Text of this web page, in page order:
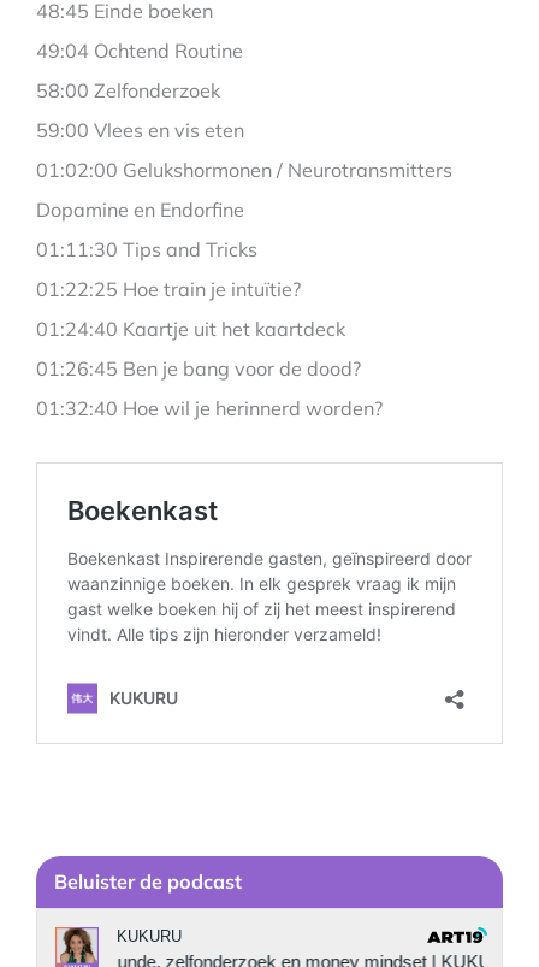
48:45 Einde boeken
49:04 Ochtend Routine
58:00 Zelfonderzoek
59:00 Vlees en vis eten
01:02:00 Gelukshormonen / Neurotransmitters
Dopamine en Endorfine
01:11:30 Tips and Tricks
01:22:25 Hoe train je intuïtie?
01:24:40 Kaartje uit het kaartdeck
01:26:45 Ben je bang voor de dood?
01:32:40 Hoe wil je herinnerd worden?
Beluister de podcast